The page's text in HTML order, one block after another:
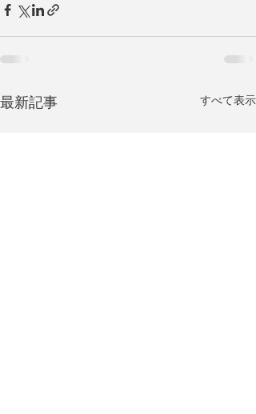
最新記事 すべて表示